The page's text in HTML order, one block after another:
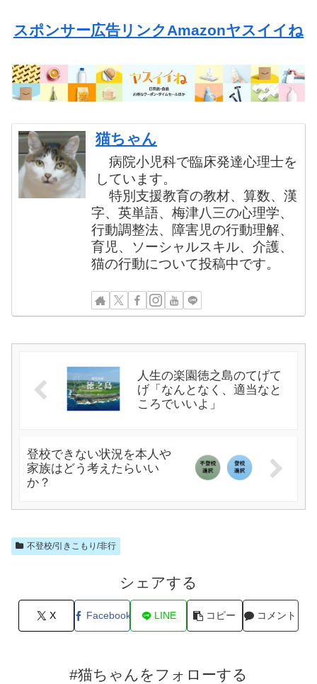
スポンサー広告リンクAmazonヤスイイね
猫ちゃん
病院小児科で臨床発達心理士を
しています。
特別支援教育の教材、算数、漢
字、英単語、梅津八三の心理学、
行動調整法、障害児の行動理解、
育児、ソーシャルスキル、介護、
猫の行動について投稿中です。
人生の楽園徳之島のてげて
げ「なんとなく、適当なと
ころでいいよ」
登校できない状況を本人や
家族はどう考えたらいい
か？
不登校/引きこもり/非行
シェアする
X Facebook LINE コピー コメント
#猫ちゃんをフォローする